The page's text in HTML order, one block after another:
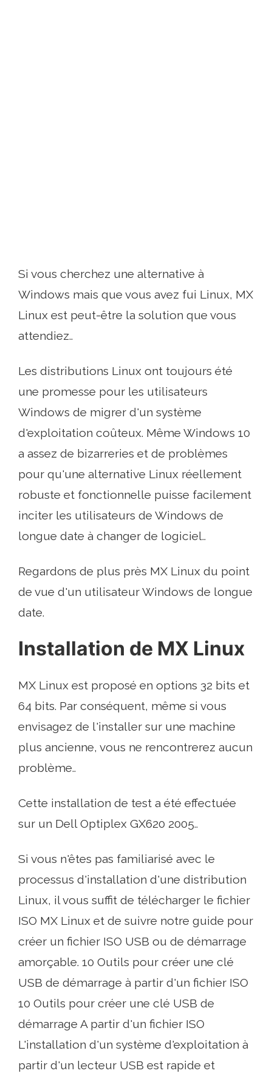
Si vous cherchez une alternative à
Windows mais que vous avez fui Linux, MX
Linux est peut-être la solution que vous
attendiez..
Les distributions Linux ont toujours été
une promesse pour les utilisateurs
Windows de migrer d'un système
d'exploitation coûteux. Même Windows 10
a assez de bizarreries et de problèmes
pour qu'une alternative Linux réellement
robuste et fonctionnelle puisse facilement
inciter les utilisateurs de Windows de
longue date à changer de logiciel..
Regardons de plus près MX Linux du point
de vue d'un utilisateur Windows de longue
date.
Installation de MX Linux
MX Linux est proposé en options 32 bits et
64 bits. Par conséquent, même si vous
envisagez de l'installer sur une machine
plus ancienne, vous ne rencontrerez aucun
problème..
Cette installation de test a été effectuée
sur un Dell Optiplex GX620 2005..
Si vous n'êtes pas familiarisé avec le
processus d'installation d'une distribution
Linux, il vous suffit de télécharger le fichier
ISO MX Linux et de suivre notre guide pour
créer un fichier ISO USB ou de démarrage
amorçable. 10 Outils pour créer une clé
USB de démarrage à partir d'un fichier ISO
10 Outils pour créer une clé USB de
démarrage A partir d'un fichier ISO
L'installation d'un système d'exploitation à
partir d'un lecteur USB est rapide et